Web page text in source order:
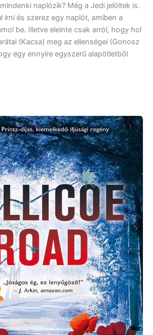
naplózik? Még a Jedi jelöltek is.
írni és szerez egy naplót, amiben a
be. Illetve eleinte csak arról, hogy hol
(Kacsa) meg az ellenségei (Gonosz
egy ennyire egyszerű alapötletből